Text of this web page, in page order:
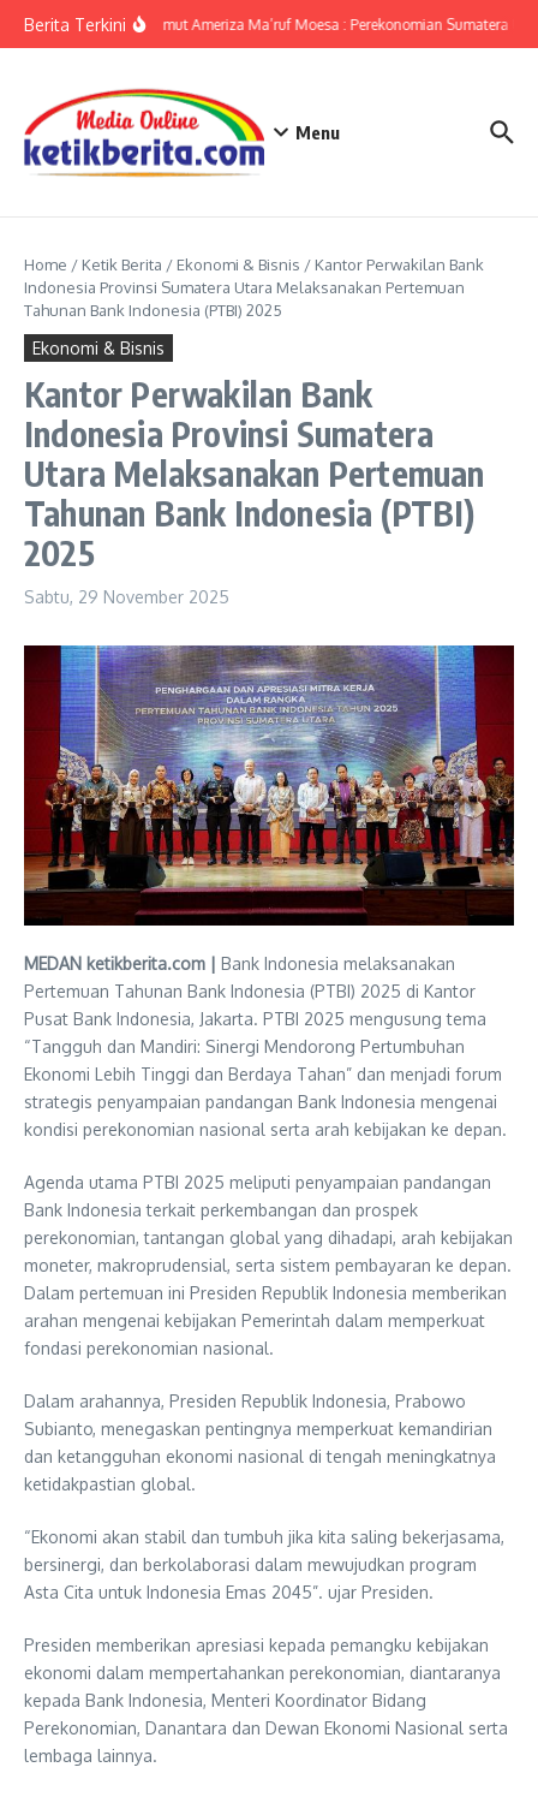
Berita TerkiniKPwBI Sumut Ameriza Ma’ruf Moesa : Perekonomian Sumatera
Menu
Home / Ketik Berita / Ekonomi & Bisnis / Kantor Perwakilan Bank
Indonesia Provinsi Sumatera Utara Melaksanakan Pertemuan
Tahunan Bank Indonesia (PTBI) 2025
Ekonomi & Bisnis
Kantor Perwakilan Bank
Indonesia Provinsi Sumatera
Utara Melaksanakan Pertemuan
Tahunan Bank Indonesia (PTBI)
2025
Sabtu, 29 November 2025
MEDAN ketikberita.com | Bank Indonesia melaksanakan
Pertemuan Tahunan Bank Indonesia (PTBI) 2025 di Kantor
Pusat Bank Indonesia, Jakarta. PTBI 2025 mengusung tema
“Tangguh dan Mandiri: Sinergi Mendorong Pertumbuhan
Ekonomi Lebih Tinggi dan Berdaya Tahan” dan menjadi forum
strategis penyampaian pandangan Bank Indonesia mengenai
kondisi perekonomian nasional serta arah kebijakan ke depan.
Agenda utama PTBI 2025 meliputi penyampaian pandangan
Bank Indonesia terkait perkembangan dan prospek
perekonomian, tantangan global yang dihadapi, arah kebijakan
moneter, makroprudensial, serta sistem pembayaran ke depan.
Dalam pertemuan ini Presiden Republik Indonesia memberikan
arahan mengenai kebijakan Pemerintah dalam memperkuat
fondasi perekonomian nasional.
Dalam arahannya, Presiden Republik Indonesia, Prabowo
Subianto, menegaskan pentingnya memperkuat kemandirian
dan ketangguhan ekonomi nasional di tengah meningkatnya
ketidakpastian global.
“Ekonomi akan stabil dan tumbuh jika kita saling bekerjasama,
bersinergi, dan berkolaborasi dalam mewujudkan program
Asta Cita untuk Indonesia Emas 2045”. ujar Presiden.
Presiden memberikan apresiasi kepada pemangku kebijakan
ekonomi dalam mempertahankan perekonomian, diantaranya
kepada Bank Indonesia, Menteri Koordinator Bidang
Perekonomian, Danantara dan Dewan Ekonomi Nasional serta
lembaga lainnya.